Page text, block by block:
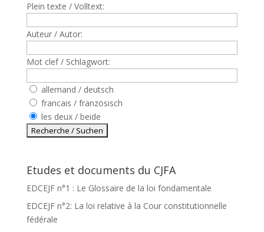
Plein texte / Volltext:
Auteur / Autor:
Mot clef / Schlagwort:
allemand / deutsch
francais / französisch
les deux / beide
Etudes et documents du CJFA
EDCEJF n°1 : Le Glossaire de la loi fondamentale
EDCEJF n°2: La loi relative à la Cour constitutionnelle
fédérale